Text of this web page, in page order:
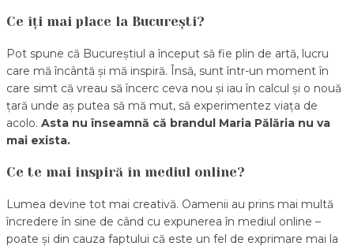
Ce îți mai place la București?
Pot spune că Bucureștiul a început să fie plin de artă, lucru
care mă încântă și mă inspiră. Însă, sunt într-un moment în
care simt că vreau să încerc ceva nou și iau în calcul și o nouă
țară unde aș putea să mă mut, să experimentez viața de
acolo. Asta nu înseamnă că brandul Maria Pălăria nu va
mai exista.
Ce te mai inspiră în mediul online?
Lumea devine tot mai creativă. Oamenii au prins mai multă
încredere în sine de când cu expunerea în mediul online –
poate și din cauza faptului că este un fel de exprimare mai la